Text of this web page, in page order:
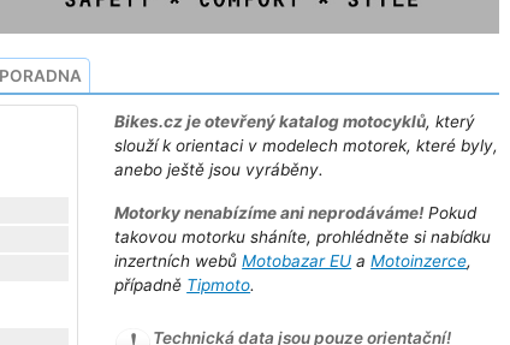
Bikes.cz je otevřený katalog motocyklů, který
slouží k orientaci v modelech motorek, které byly,
anebo ještě jsou vyráběny.
Motorky nenabízíme ani neprodáváme!Pokud
takovou motorku sháníte, prohlédněte si nabídku
inzertních webůMotobazar EU aMotoinzerce,
případně Tipmoto.
Technická data jsou pouze orientační!